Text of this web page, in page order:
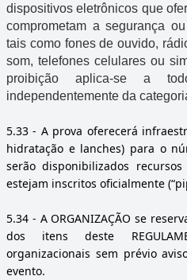
dispositivos eletrônicos que
comprometam a segurança
tais como fones de ouvido,
som, telefones celulares ou
proibição aplica-se a
independentemente da
5.33- A prova oferecerá
hidratação e lanches) para o
serão disponibilizados
estejam inscritos oficialmente
5.34 - A ORGANIZAÇÃO se
dos itens deste
organizacionais sem prévio
evento.